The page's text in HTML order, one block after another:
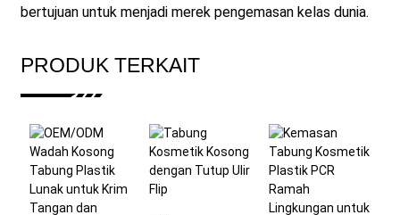
bertujuan untuk menjadi merek pengemasan kelas dunia.
PRODUK TERKAIT